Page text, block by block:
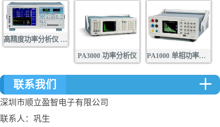
高精度功率分析仪 WT3000E
PA3000 功率分析仪 PA1000 单相功率分析仪
联系我们
深圳市顺立盈智电子有限公司
联系人：巩生